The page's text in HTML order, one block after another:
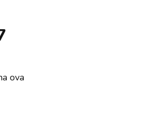
ova